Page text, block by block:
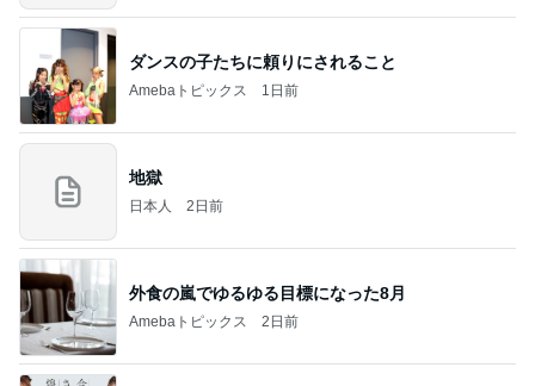
ダンスの子たちに頼りにされること
Amebaトピックス 1日前
地獄
日本人 2日前
外食の嵐でゆるゆる目標になった8月
Amebaトピックス 2日前